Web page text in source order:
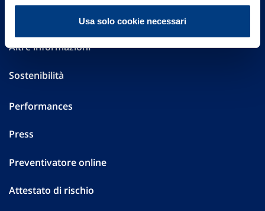
Usa solo cookie necessari
Investor Relations
Altre informazioni
Sostenibilità
Performances
Press
Preventivatore online
Attestato di rischio